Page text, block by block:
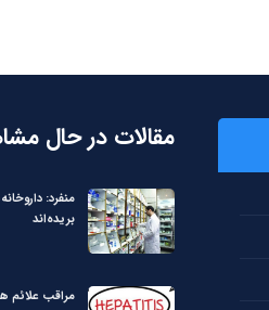
مقالات در حال
منفرد:
بریده‌اند
مراقب علائم